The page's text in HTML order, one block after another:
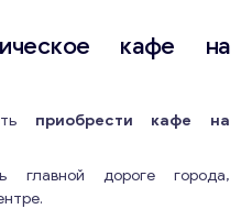
кафе на
приобрести кафе на
главной дороге города,